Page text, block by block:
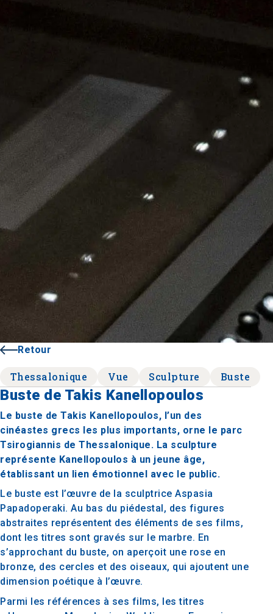
Retour
Thessalonique Vue Sculpture Buste
Buste de Takis Kanellopoulos
Le buste de Takis Kanellopoulos, l’un des
cinéastes grecs les plus importants, orne le parc
Tsirogiannis de Thessalonique. La sculpture
représente Kanellopoulos à un jeune âge,
établissant un lien émotionnel avec le public.
Le buste est l’œuvre de la sculptrice Aspasia
Papadoperaki. Au bas du piédestal, des figures
abstraites représentent des éléments de ses films,
dont les titres sont gravés sur le marbre. En
s’approchant du buste, on aperçoit une rose en
bronze, des cercles et des oiseaux, qui ajoutent une
dimension poétique à l’œuvre.
Parmi les références à ses films, les titres